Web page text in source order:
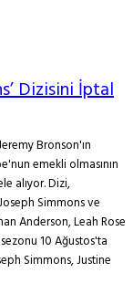
Dizisini İptal
Bronson'ın
emekli olmasının
alıyor. Dizi,
Simmons ve
Anderson, Leah Rose
10 Ağustos'ta
Simmons, Justine